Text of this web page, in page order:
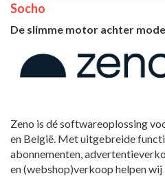
Socho
De slimme motor achter
Zeno is dé softwareoplossing
en België. Met uitgebreide
abonnementen,
en (webshop)verkoop helpen